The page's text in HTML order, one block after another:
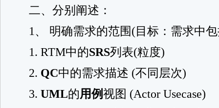
二、分别阐述：
1、 明确需求的范围(目标：需求中包
1. RTM中的SRS列表(粒度)
2. QC中的需求描述 (不同层次)
3. UML的用例视图 (Actor Usecase)